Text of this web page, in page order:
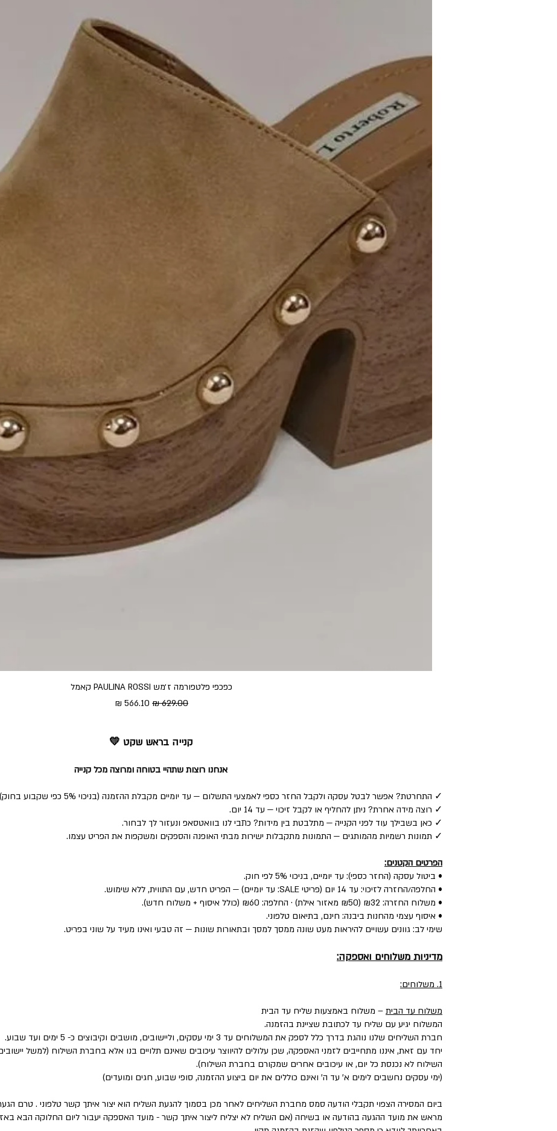
כפכפי פלטפורמה ז׳מש PAULINA ROSSI קאמל
מחיר רגיל מחיר מבצע
קנייה בראש שקט 💛
אנחנו רוצות שתהיי בטוחה ומרוצה מכל קנייה
✓ התחרטת? אפשר לבטל עסקה ולקבל החזר כספי לאמצעי התשלום — עד יומיים מקבלת ההזמנה (בניכוי 5% כפי שקבוע בחוק).
✓ רוצה מידה אחרת? ניתן להחליף או לקבל זיכוי — עד 14 יום.
✓ כאן בשבילך עוד לפני הקנייה — מתלבטת בין מידות? כתבי לנו בוואטסאפ ונעזור לך לבחור.
✓ תמונות רשמיות מהמותגים — התמונות מתקבלות ישירות מבתי האופנה והספקים ומשקפות את הפריט עצמו.
הפרטים הקטנים:
• ביטול עסקה (החזר כספי): עד יומיים, בניכוי 5% לפי חוק.
• החלפה/החזרה לזיכוי: עד 14 יום (פריטי SALE: עד יומיים) — הפריט חדש, עם התווית, ללא שימוש.
• משלוח החזרה: ₪32 (₪50 מאזור אילת) · החלפה: ₪60 (כולל איסוף + משלוח חדש).
• איסוף עצמי מהחנות ביבנה: חינם, בתיאום טלפוני.
שימי לב: גוונים עשויים להיראות מעט שונה ממסך למסך ובתאורות שונות — זה טבעי ואינו מעיד על שוני בפריט.
מדיניות משלוחים ואספקה:
1. משלוחים:
משלוח עד הבית – משלוח באמצעות שליח עד הבית
המשלוח יגיע עם שליח עד לכתובת שציינת בהזמנה.
חברת השליחים שלנו נוהגת בדרך כלל לספק את המשלוחים עד 3 ימי עסקים, וליישובים, מושבים וקיבוצים כ- 5 ימים ועד שבוע.
יחד עם זאת, איננו מתחייבים לזמני האספקה, שכן עלולים להיווצר עיכובים שאינם תלויים בנו אלא בחברת השילוח (למשל
השילוח לא נכנסת כל יום, או עיכובים אחרים שמקורם בחברת השילוח).
(ימי עסקים נחשבים לימים א' עד ה' ואינם כוללים את יום ביצוע ההזמנה, סופי שבוע, חגים ומועדים)
ביום המסירה הצפוי תקבלי הודעה סמס מחברת השליחים לאחר מכן בסמוך להגעת השליח הוא יצור איתך קשר טלפוני . טרם
מראש את מועד ההגעה בהודעה או בשיחה (אם השליח לא יצליח ליצור איתך קשר - מועד האספקה יעבור ליום החלוקה הבא